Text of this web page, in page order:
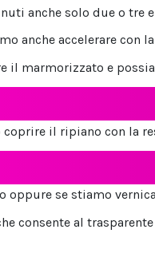
anche solo due o tre
anche accelerare con
il marmorizzato e
il ripiano con la
oppure se stiamo
consente al